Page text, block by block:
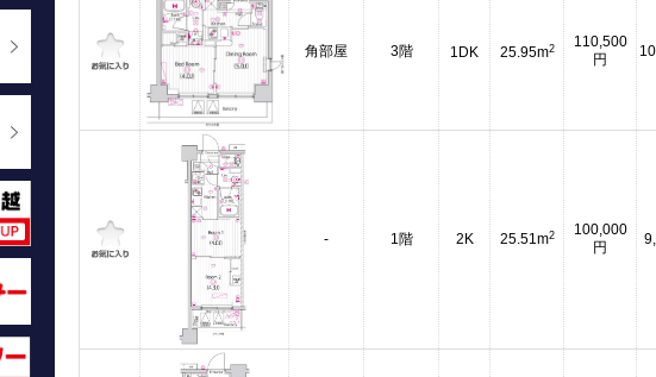
角部屋 3階 1DK 25.95m2
110,500
円
- 1階 2K 25.51m2
100,000
円